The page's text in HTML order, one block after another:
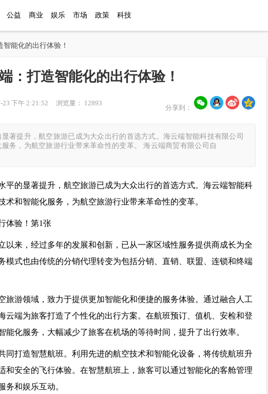
公益 商业 娱乐 市场 政策 科技
能化的出行体验！
：打造智能化的出行体验！
下午 2:21:52 浏览量： 12893
分享到：
著提升，航空旅游已成为大众出行的首选方式。海云端智能科技有限公司
务，为航空旅游行业带来革命性的变革。 海云端商贸有限公司自
平的显著提升，航空旅游已成为大众出行的首选方式。海云端智能科
和智能化服务，为航空旅游行业带来革命性的变革。
以来，经过多年的发展和创新，已从一家区域性服务提供商成长为全
模式也由传统的分销代理转变为包括分销、直销、联盟、连锁和终端
旅游领域，致力于提供更加智能化和便捷的服务体验。通过融合人工
云端为旅客打造了个性化的出行方案。在航班预订、值机、安检和登
化服务，大幅减少了旅客在机场的等待时间，提升了出行效率。
同打造智慧航班。利用先进的航空技术和智能化设备，将传统航班升
和安全的飞行体验。在智慧航班上，旅客可以通过智能化的客舱管理
务和娱乐互动。